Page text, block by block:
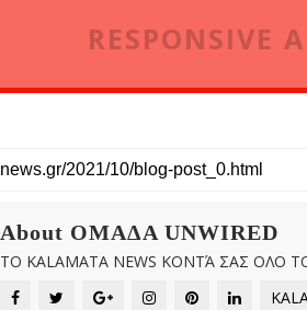
RESPONSIVE
About OMAΔΑ UNWIRED
ΤΟ KALAMATA NEWS ΚΟΝΤΆ ΣΑΣ ΟΛΟ